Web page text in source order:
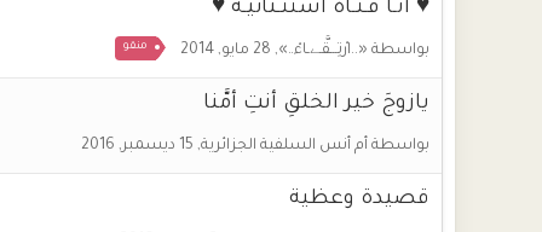
♥ أنَـا فَـتَـاة استثـنائيّـة ♥
بواسطة «..ارْتِـــقَّـےـاءْ..», 28 مايو, 2014 منقو
يازوجَ خير الخلقِ أنتِ أمَّنا
بواسطة أم أنس السلفية الجزائرية, 15 ديسمبر, 2016
قصيدة وعظية